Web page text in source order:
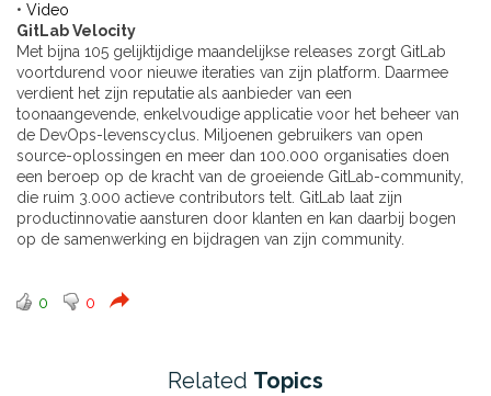
• Video
GitLab Velocity
Met bijna 105 gelijktijdige maandelijkse releases zorgt GitLab
voortdurend voor nieuwe iteraties van zijn platform. Daarmee
verdient het zijn reputatie als aanbieder van een
toonaangevende, enkelvoudige applicatie voor het beheer van
de DevOps-levenscyclus. Miljoenen gebruikers van open
source-oplossingen en meer dan 100.000 organisaties doen
een beroep op de kracht van de groeiende GitLab-community,
die ruim 3.000 actieve contributors telt. GitLab laat zijn
productinnovatie aansturen door klanten en kan daarbij bogen
op de samenwerking en bijdragen van zijn community.
0 0
Related Topics